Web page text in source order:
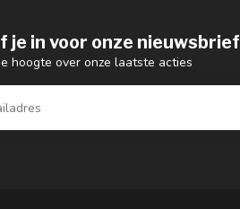
je in voor onze nieuwsbrief
hoogte over onze laatste acties